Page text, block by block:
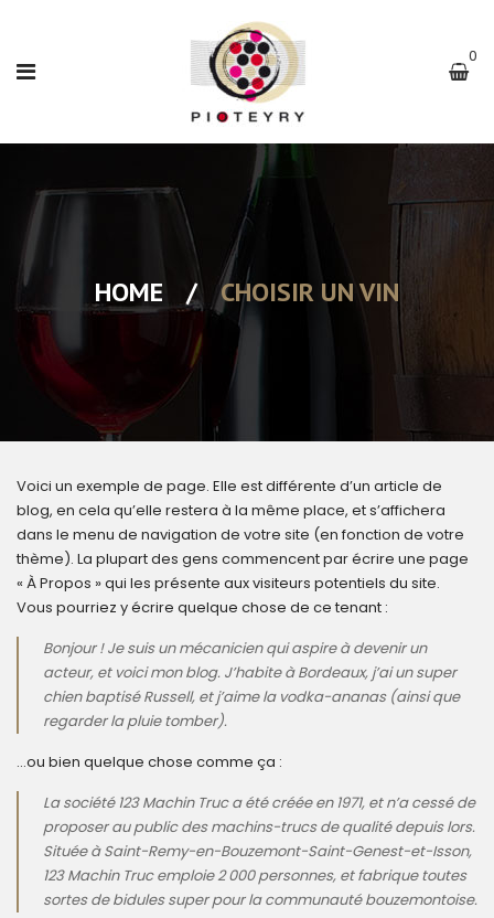
0
HOME / CHOISIR UN VIN
Voici un exemple de page. Elle est différente d’un article de
blog, en cela qu’elle restera à la même place, et s’affichera
dans le menu de navigation de votre site (en fonction de votre
thème). La plupart des gens commencent par écrire une page
« À Propos » qui les présente aux visiteurs potentiels du site.
Vous pourriez y écrire quelque chose de ce tenant :
Bonjour ! Je suis un mécanicien qui aspire à devenir un
acteur, et voici mon blog. J’habite à Bordeaux, j’ai un super
chien baptisé Russell, et j’aime la vodka-ananas (ainsi que
regarder la pluie tomber).
…ou bien quelque chose comme ça :
La société 123 Machin Truc a été créée en 1971, et n’a cessé de
proposer au public des machins-trucs de qualité depuis lors.
Située à Saint-Remy-en-Bouzemont-Saint-Genest-et-Isson,
123 Machin Truc emploie 2 000 personnes, et fabrique toutes
sortes de bidules super pour la communauté bouzemontoise.